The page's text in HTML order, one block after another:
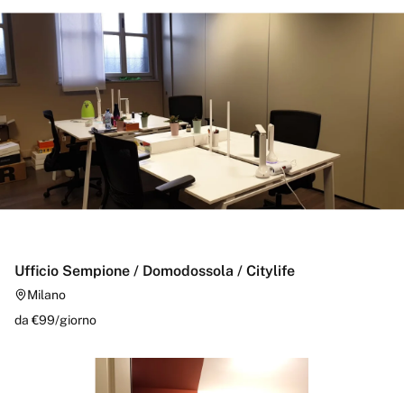
Ufficio Sempione / Domodossola / Citylife
Milano
da €99/giorno